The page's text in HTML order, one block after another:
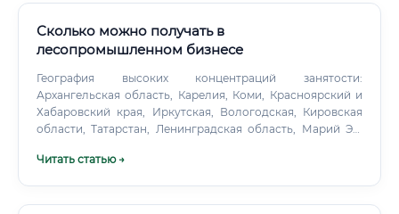
которые начинают осваивать профессию сейчас, через 10
лет окажутся в числе высококвалифицированных и
опытом. График работы и условия труда ⚠️ Работа на
производстве требует строгого соблюдения техники
безопасности. Современные предприятия оснащены
системами вентиляции, защитными кожухами и
Сколько можно получать в
лесопромышленном бизнесе
География высоких концентраций занятости:
Архангельская область, Карелия, Коми, Красноярский и
Хабаровский края, Иркутская, Вологодская, Кировская
области, Татарстан, Ленинградская область, Марий Эл,
вилки по ролям Диапазоны приведены брутто в месяц и
Читать статью →